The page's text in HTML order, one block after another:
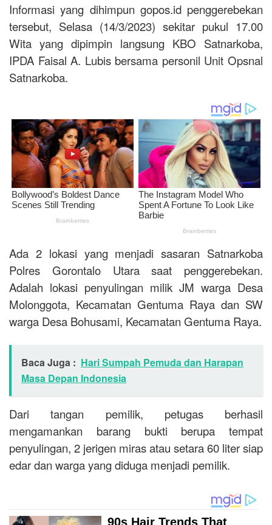
Informasi yang dihimpun gopos.id penggerebekan
tersebut, Selasa (14/3/2023) sekitar pukul 17.00
Wita yang dipimpin langsung KBO Satnarkoba,
IPDA Faisal A. Lubis bersama personil Unit Opsnal
Satnarkoba.
Ada 2 lokasi yang menjadi sasaran Satnarkoba
Polres Gorontalo Utara saat penggerebekan.
Adalah lokasi penyulingan milik JM warga Desa
Molonggota, Kecamatan Gentuma Raya dan SW
warga Desa Bohusami, Kecamatan Gentuma Raya.
Baca Juga : Hari Sumpah Pemuda dan Harapan
Masa Depan Indonesia
Dari tangan pemilik, petugas berhasil
mengamankan barang bukti berupa tempat
penyulingan, 2 jerigen miras atau setara 60 liter siap
edar dan warga yang diduga menjadi pemilik.